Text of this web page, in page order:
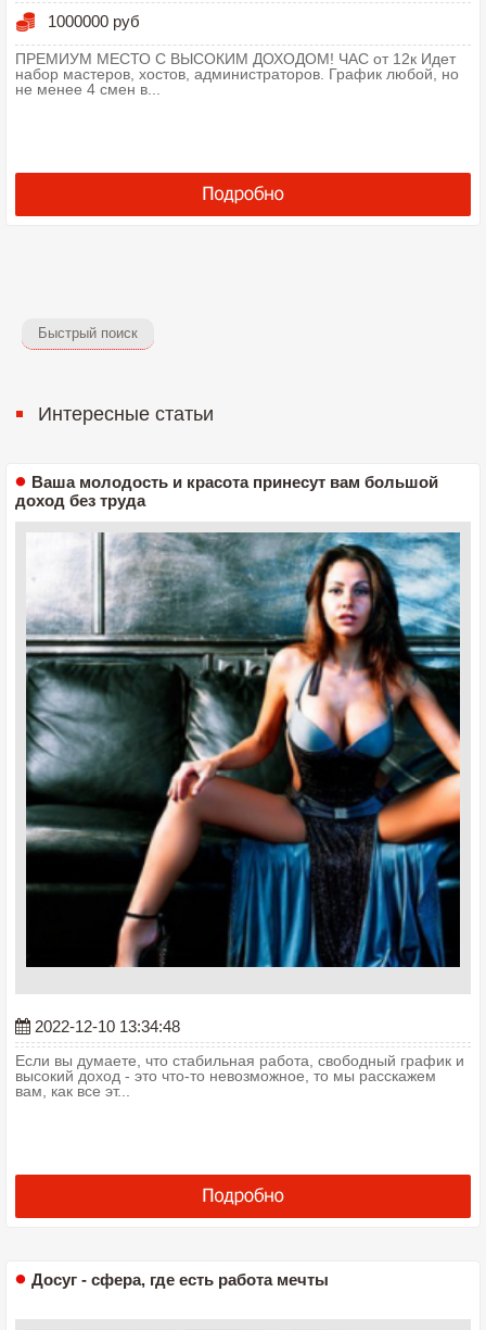
1000000 руб
ПРЕМИУМ МЕСТО С ВЫСОКИМ ДОХОДОМ! ЧАС от 12к Идет
набор мастеров, хостов, администраторов. График любой, но
не менее 4 смен в...
Быстрый поиск
Интересные статьи
Ваша молодость и красота принесут вам большой
доход без труда
2022-12-10 13:34:48
Если вы думаете, что стабильная работа, свободный график и
высокий доход - это что-то невозможное, то мы расскажем
вам, как все эт...
Досуг - сфера, где есть работа мечты